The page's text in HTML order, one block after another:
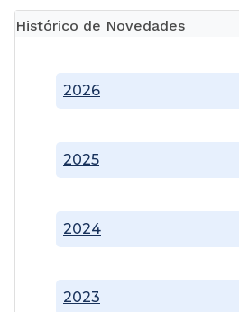
Histórico de Novedades
2023
2024
2025
2026